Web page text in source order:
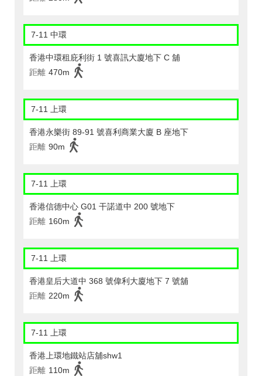
7-11 中環
香港中環租庇利街 1 號喜訊大廈地下 C 舖
距離 470m
7-11 上環
香港永樂街 89-91 號喜利商業大廈 B 座地下
距離 90m
7-11 上環
香港信德中心 G01 干諾道中 200 號地下
距離 160m
7-11 上環
香港皇后大道中 368 號偉利大廈地下 7 號舖
距離 220m
7-11 上環
香港上環地鐵站店舖shw1
距離 110m